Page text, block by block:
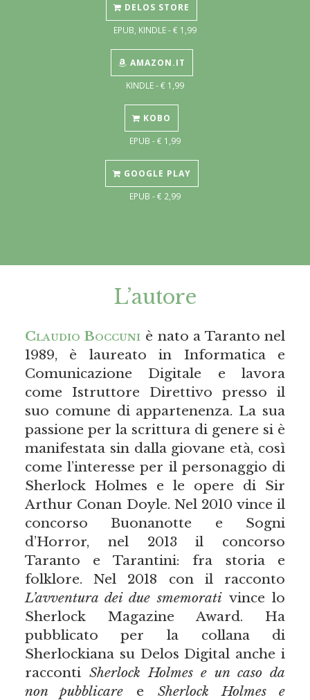
DELOS STORE
EPUB, KINDLE - € 1,99
AMAZON.IT
KINDLE - € 1,99
KOBO
EPUB - € 1,99
GOOGLE PLAY
EPUB - € 2,99
L’autore
Claudio Boccuni è nato a Taranto nel
1989, è laureato in Informatica e
Comunicazione Digitale e lavora
come Istruttore Direttivo presso il
suo comune di appartenenza. La sua
passione per la scrittura di genere si è
manifestata sin dalla giovane età, così
come l’interesse per il personaggio di
Sherlock Holmes e le opere di Sir
Arthur Conan Doyle. Nel 2010 vince il
concorso Buonanotte e Sogni
d’Horror, nel 2013 il concorso
Taranto e Tarantini: fra storia e
folklore. Nel 2018 con il racconto
L’avventura dei due smemorativince lo
Sherlock Magazine Award. Ha
pubblicato per la collana di
Sherlockiana su Delos Digital anche i
racconti Sherlock Holmes e un caso da
non pubblicare e Sherlock Holmes e